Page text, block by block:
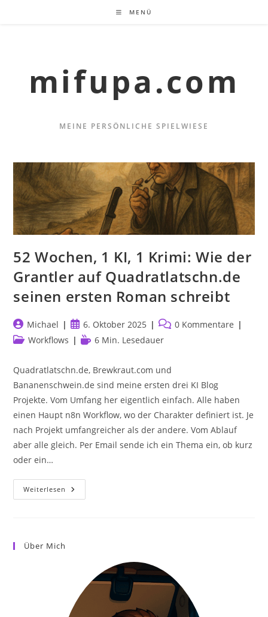
MENÜ
mifupa.com
MEINE PERSÖNLICHE SPIELWIESE
52 Wochen, 1 KI, 1 Krimi: Wie der
Grantler auf Quadratlatschn.de
seinen ersten Roman schreibt
Beitrags-
Autor:
Michael
Beitrag
veröffentlicht:
6. Oktober 2025
Beitrags-
Kommentare:
0 Kommentare
Beitrags-
Workflows Lesedauer:
6 Min. Lesedauer
Quadratlatschn.de, Brewkraut.com und
Bananenschwein.de sind meine ersten drei KI Blog
Projekte. Vom Umfang her eigentlich einfach. Alle haben
einen Haupt n8n Workflow, wo der Charakter definiert ist. Je
nach Projekt umfangreicher als der andere. Vom Ablauf
aber alle gleich. Per Email sende ich ein Thema ein, ob kurz
oder ein…
Weiterlesen 52
Wochen,
Quadratlatschn.de
Seinen
Ersten
Roman
Schreibt
Über Mich